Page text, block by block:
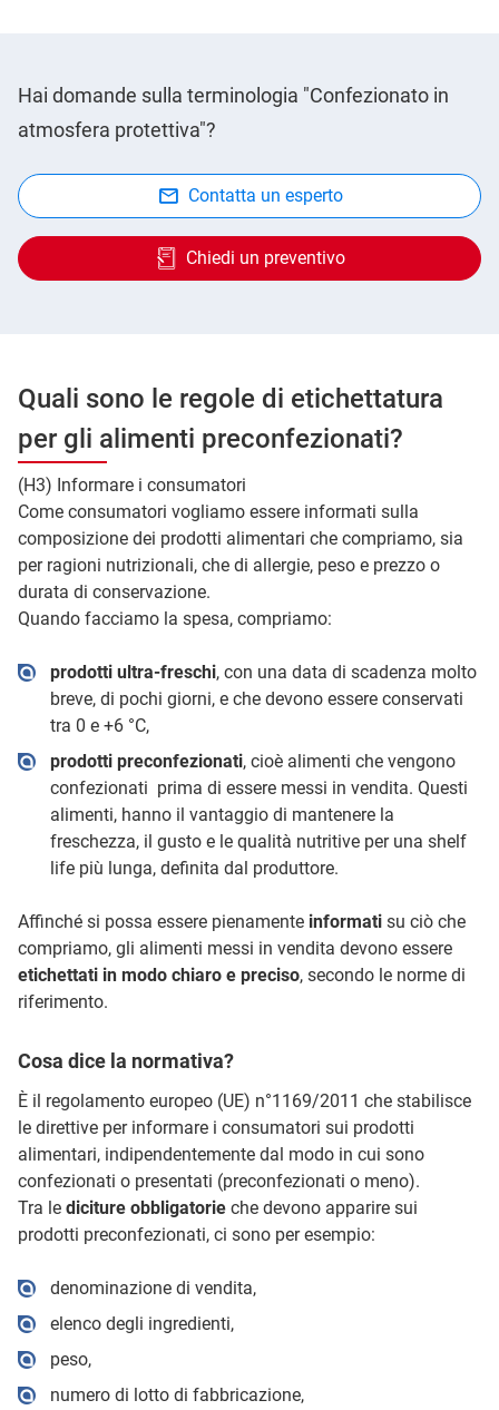
Hai domande sulla terminologia "Confezionato in
atmosfera protettiva"?
Contatta un esperto
Chiedi un preventivo
Quali sono le regole di etichettatura
per gli alimenti preconfezionati?
(H3) Informare i consumatori
Come consumatori vogliamo essere informati sulla
composizione dei prodotti alimentari che compriamo, sia
per ragioni nutrizionali, che di allergie, peso e prezzo o
durata di conservazione.
Quando facciamo la spesa, compriamo:
prodotti ultra-freschi, con una data di scadenza molto
breve, di pochi giorni, e che devono essere conservati
tra 0 e +6 °C,
prodotti preconfezionati, cioè alimenti che vengono
confezionati prima di essere messi in vendita. Questi
alimenti, hanno il vantaggio di mantenere la
freschezza, il gusto e le qualità nutritive per una shelf
life più lunga, definita dal produttore.
Affinché si possa essere pienamente informati su ciò che
compriamo, gli alimenti messi in vendita devono essere
etichettati in modo chiaro e preciso, secondo le norme di
riferimento.
Cosa dice la normativa?
È il regolamento europeo (UE) n°1169/2011 che stabilisce
le direttive per informare i consumatori sui prodotti
alimentari, indipendentemente dal modo in cui sono
confezionati o presentati (preconfezionati o meno).
Tra le diciture obbligatorie che devono apparire sui
prodotti preconfezionati, ci sono per esempio:
denominazione di vendita,
elenco degli ingredienti,
peso,
numero di lotto di fabbricazione,